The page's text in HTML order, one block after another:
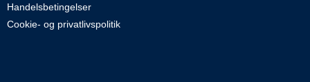
Handelsbetingelser
Cookie- og privatlivspolitik